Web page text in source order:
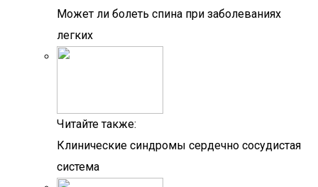
Может ли болеть спина при заболеваниях
легких
Читайте также:
Клинические синдромы сердечно сосудистая
система